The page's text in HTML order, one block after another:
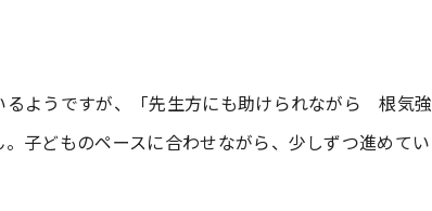
ようですが、「先生方にも助けられながら 根気強
子どものペースに合わせながら、少しずつ進めてい